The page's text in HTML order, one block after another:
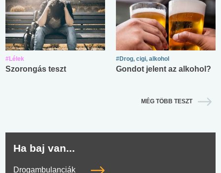
#Lélek
Szorongás teszt
#Drog, cigi, alkohol
Gondot jelent az alkohol?
MÉG TÖBB TESZT
Ha baj van...
Drogambulanciák